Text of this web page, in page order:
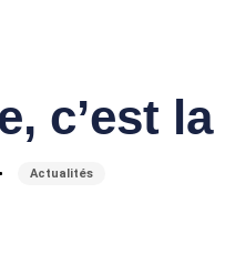
c’est
Actualités